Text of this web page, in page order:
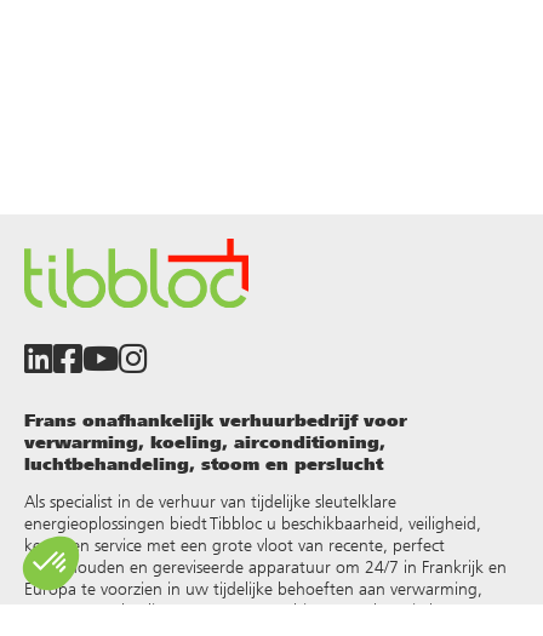
Frans onafhankelijk verhuurbedrijf voor
verwarming, koeling, airconditioning,
luchtbehandeling, stoom en perslucht
Als specialist in de verhuur van tijdelijke sleutelklare
energieoplossingen biedt Tibbloc u beschikbaarheid, veiligheid,
keuze en service met een grote vloot van recente, perfect
onderhouden en gereviseerde apparatuur om 24/7 in Frankrijk en
Europa te voorzien in uw tijdelijke behoeften aan verwarming,
warm water, koeling, stoom, oververhit water, thermische